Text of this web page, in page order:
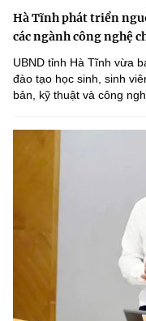
Hà Tĩnh phát triển
các ngành công nghệ
UBND tỉnh Hà Tĩnh vừa
đào tạo học sinh, sinh
bản, kỹ thuật và công